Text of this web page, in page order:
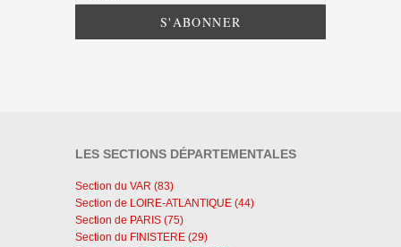
LES SECTIONS DÉPARTEMENTALES
Section du VAR (83)
Section de LOIRE-ATLANTIQUE (44)
Section de PARIS (75)
Section du FINISTERE (29)